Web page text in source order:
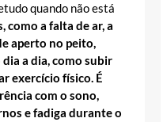
quando não está
como a falta de ar, a
aperto no peito,
a dia, como subir
exercício físico. É
com o sono,
e fadiga durante o